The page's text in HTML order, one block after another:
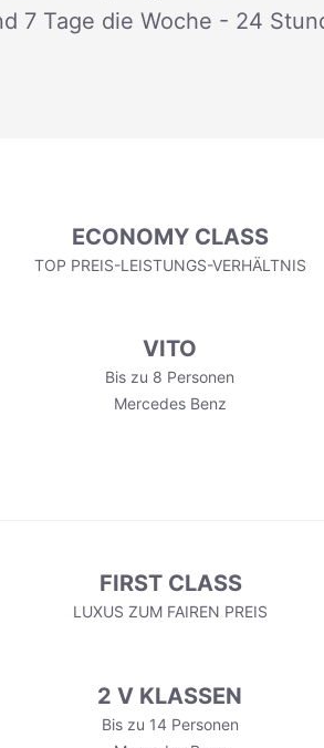
7 Tage die Woche - 24
ECONOMY CLASS
TOP PREIS-LEISTUNGS-VERHÄLTNIS
VITO
Bis zu 8 Personen
Mercedes Benz
FIRST CLASS
LUXUS ZUM FAIREN PREIS
2 V KLASSEN
Bis zu 14 Personen